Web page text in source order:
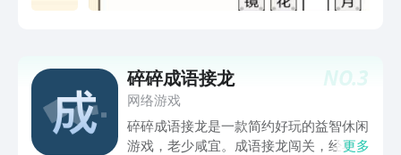
NO.3
碎碎成语接龙
网络游戏
碎碎成语接龙是一款简约好玩的益智休闲
游戏，老少咸宜。成语接龙闯关，经典游
更多